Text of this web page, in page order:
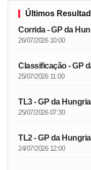
Últimos
Corrida - GP da
26/07/2026 10:00
Classificação - GP
25/07/2026 11:00
TL3 - GP da
25/07/2026 07:30
TL2 - GP da
24/07/2026 12:00